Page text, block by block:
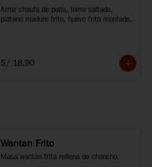
Arroz chaufa de pollo, lomo saltado,
plátano maduro frito, huevo frito montado.
S/ 18.90
Wantan Frito
Masa wantán frita rellena de chancho.